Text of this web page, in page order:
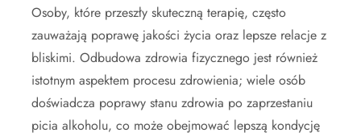
Osoby, które przeszły skuteczną terapię, często
zauważają poprawę jakości życia oraz lepsze relacje z
bliskimi. Odbudowa zdrowia fizycznego jest również
istotnym aspektem procesu zdrowienia; wiele osób
doświadcza poprawy stanu zdrowia po zaprzestaniu
picia alkoholu, co może obejmować lepszą kondycję